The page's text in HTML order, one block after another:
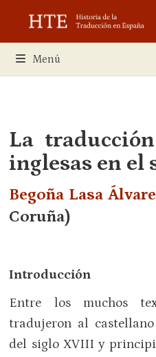
contenido
Menú
La
inglesas en el
Begoña Lasa
Coruña)
Introducción
Entre los muchos
tradujeron al
del siglo XVIII y